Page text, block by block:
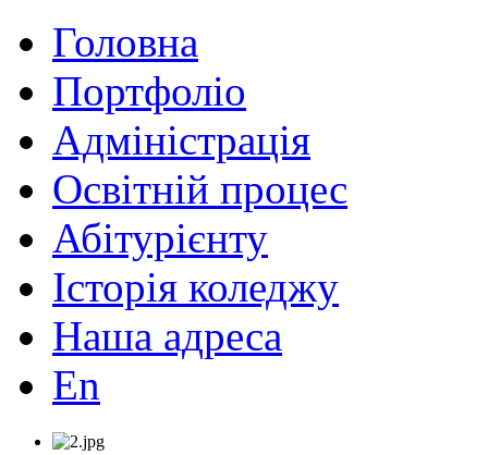
Головна
Портфоліо
Адміністрація
Освітній процес
Абітурієнту
Історія коледжу
Наша адреса
En